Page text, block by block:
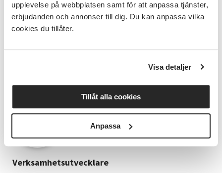
upplevelse på webbplatsen samt för att anpassa tjänster,
erbjudanden och annonser till dig. Du kan anpassa vilka
cookies du tillåter.
Visa detaljer
Tillåt alla cookies
Anpassa
SV Örebro län har engagerat sig kring arbetet för att
minska den ofrivilliga ensamheten och främja
folkhälsa för 2023 är att verka för social samvaro
Verksamhetsutvecklare